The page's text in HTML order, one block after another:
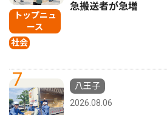
トップニュ
ース
社会
急搬送者が急増
7
八王子
2026.08.06